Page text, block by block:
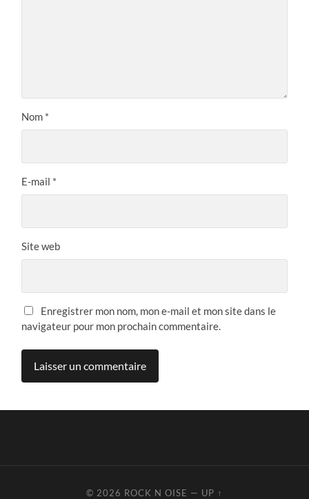
Nom *
E-mail *
Site web
Enregistrer mon nom, mon e-mail et mon site dans le
navigateur pour mon prochain commentaire.
© 2026 ROCK N OISE — UP ↑